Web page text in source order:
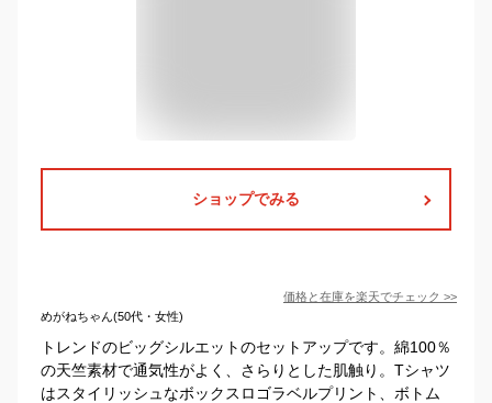
ショップでみる
価格と在庫を楽天でチェック >>
めがねちゃん(50代・女性)
トレンドのビッグシルエットのセットアップです。綿100％
の天竺素材で通気性がよく、さらりとした肌触り。Tシャツ
はスタイリッシュなボックスロゴラベルプリント、ボトム